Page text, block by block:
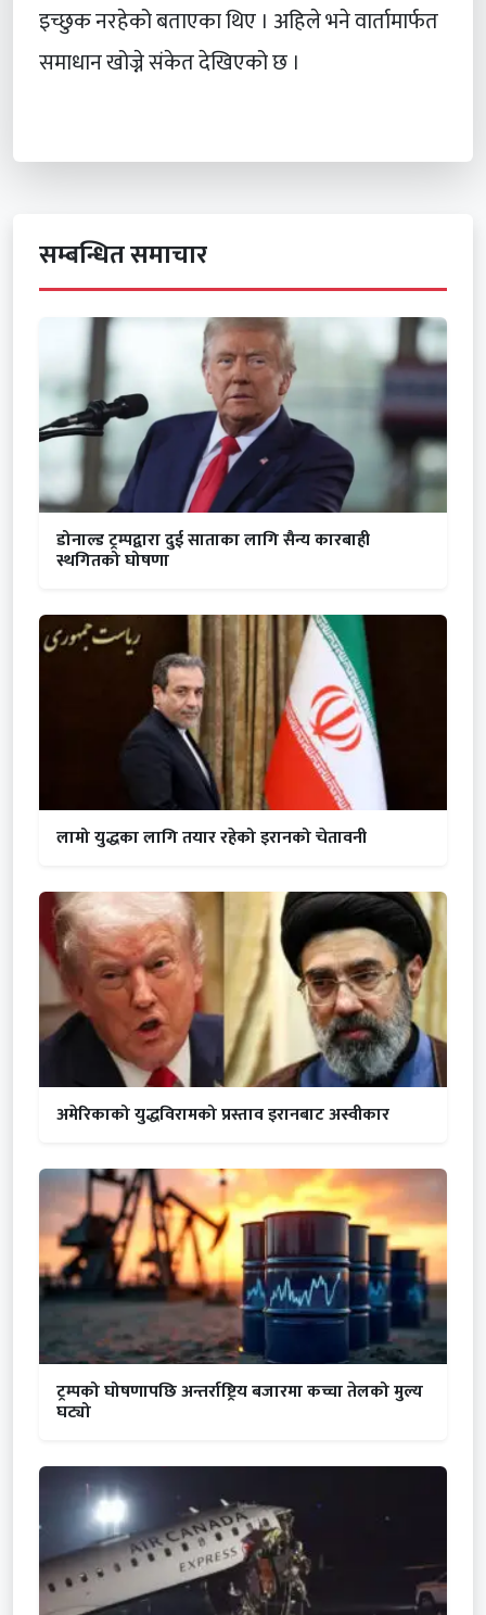
इच्छुक नरहेको बताएका थिए । अहिले भने वार्तामार्फत
समाधान खोज्ने संकेत देखिएको छ ।
सम्बन्धित समाचार
डोनाल्ड ट्रम्पद्वारा दुई साताका लागि सैन्य कारबाही
स्थगितको घोषणा
लामो युद्धका लागि तयार रहेको इरानको चेतावनी
अमेरिकाको युद्धविरामको प्रस्ताव इरानबाट अस्वीकार
ट्रम्पको घोषणापछि अन्तर्राष्ट्रिय बजारमा कच्चा तेलको मुल्य
घट्यो